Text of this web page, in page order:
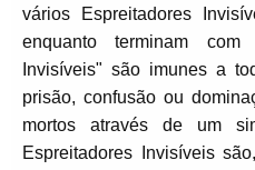
vários Espreitadores
enquanto terminam
Invisíveis" são imunes a
prisão, confusão ou
mortos através de um
Espreitadores Invisíveis